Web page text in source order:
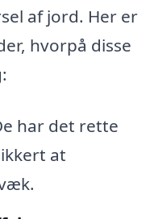
af jord. Her er
hvorpå disse
har det rette
at